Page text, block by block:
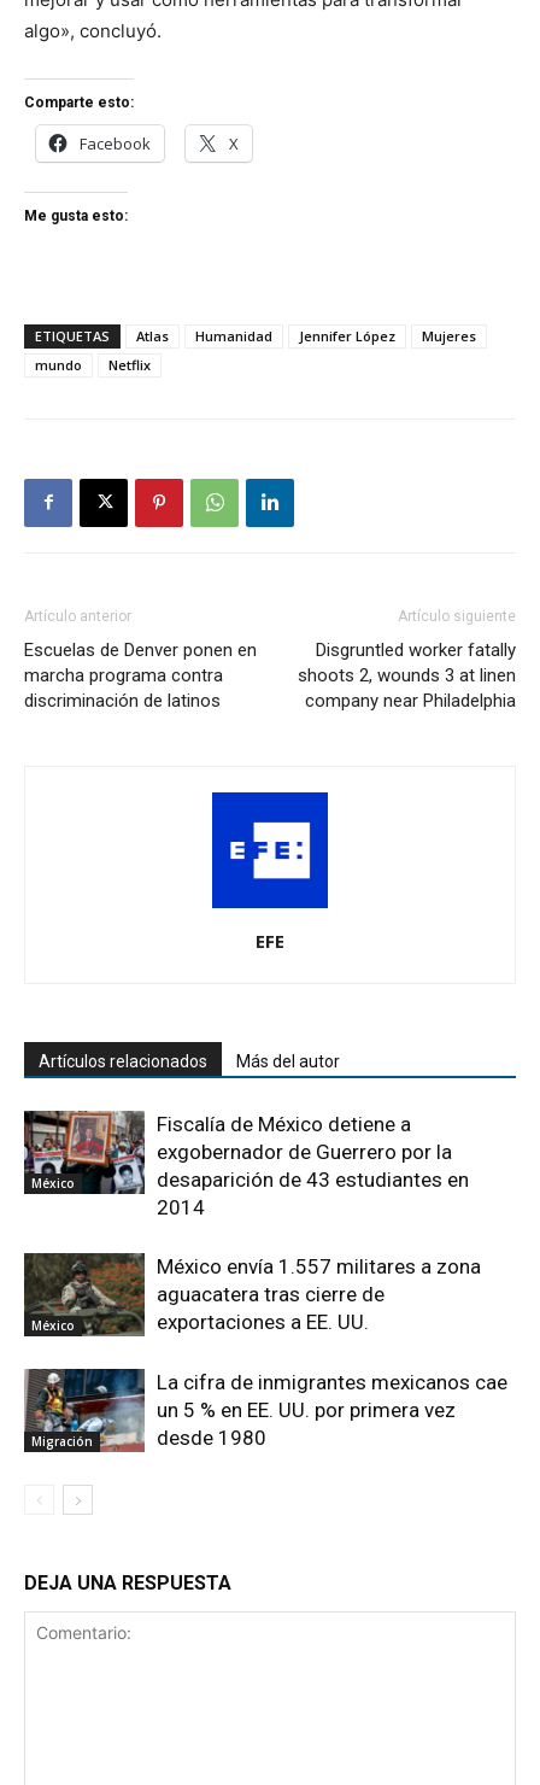
algo», concluyó.
Comparte esto:
Facebook X
Me gusta esto:
ETIQUETAS Atlas Humanidad Jennifer López
Mujeres
mundo
Netflix
Artículo anterior
Escuelas de Denver ponen en
marcha programa contra
discriminación de latinos
Artículo siguiente
Disgruntled worker fatally
shoots 2, wounds 3 at linen
company near Philadelphia
EFE
Artículos relacionados Más del autor
México
Fiscalía de México detiene a
exgobernador de Guerrero por la
desaparición de 43 estudiantes en
2014
México
México envía 1.557 militares a zona
aguacatera tras cierre de
exportaciones a EE. UU.
Migración
La cifra de inmigrantes mexicanos cae
un 5 % en EE. UU. por primera vez
desde 1980
DEJA UNA RESPUESTA